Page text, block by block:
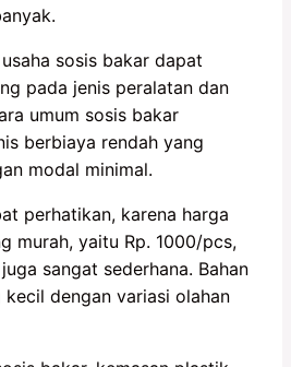
sosis bakar dapat
pada jenis peralatan dan
umum sosis bakar
berbiaya rendah yang
modal minimal.
perhatikan, karena harga
murah, yaitu Rp. 1000/pcs,
sangat sederhana. Bahan
kecil dengan variasi olahan